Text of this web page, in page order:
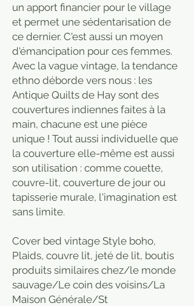
un apport financier pour le village
et permet une sédentarisation de
ce dernier. C'est aussi un moyen
d'émancipation pour ces femmes.
Avec la vague vintage, la tendance
ethno déborde vers nous : les
Antique Quilts de Hay sont des
couvertures indiennes faites à la
main, chacune est une pièce
unique ! Tout aussi individuelle que
la couverture elle-même est aussi
son utilisation : comme couette,
couvre-lit, couverture de jour ou
tapisserie murale, l'imagination est
sans limite.
Cover bed vintage Style boho,
Plaids, couvre lit, jeté de lit, boutis
produits similaires chez/le monde
sauvage/Le coin des voisins/La
Maison Générale/St